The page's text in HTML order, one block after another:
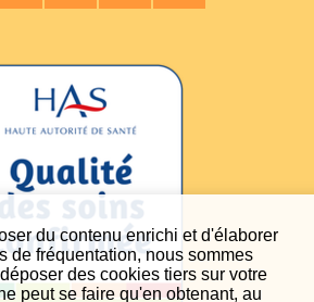
du contenu enrichi et d'élaborer
de fréquentation, nous sommes
des cookies tiers sur votre
peut se faire qu'en obtenant, au